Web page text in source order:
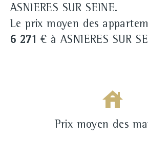
ASNIERES SUR SEINE.
Le prix moyen des
6 271 € à ASNIERES SUR
Prix moyen des